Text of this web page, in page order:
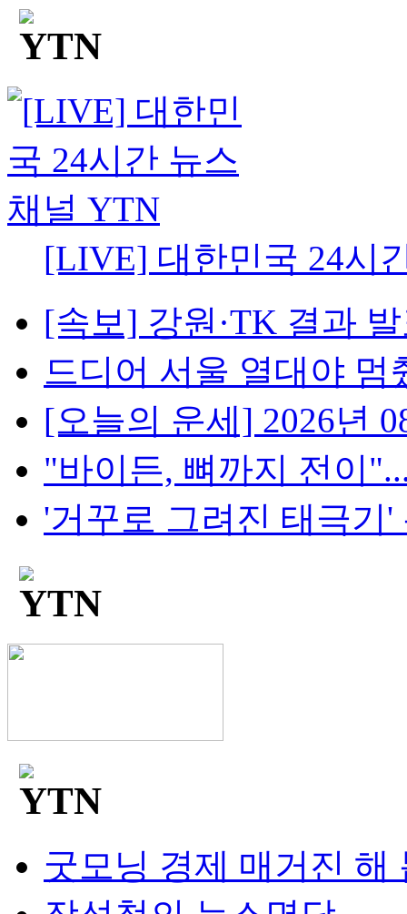
[LIVE] 대한민국 24시
[속보] 강원·TK 결과
드디어 서울 열대야 멈
[오늘의 운세] 2026년
"바이든, 뼈까지 전이
'거꾸로 그려진 태극기'
굿모닝 경제 매거진 해